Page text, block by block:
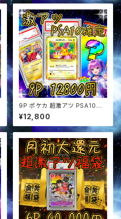
9P ポケカ 超激アツ PSA10確
定 オリパ
¥12,800